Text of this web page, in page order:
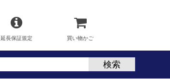
延長保証規定 買い物かご